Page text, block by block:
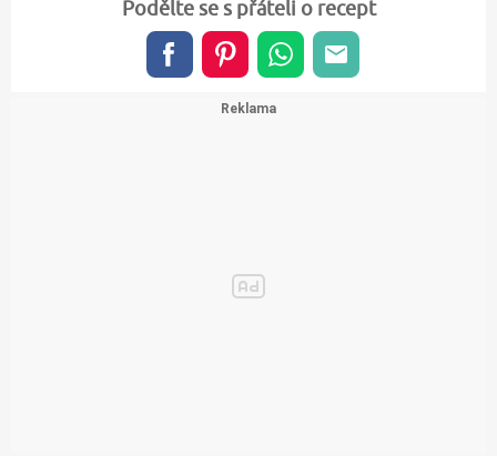
Podělte se s přáteli o recept